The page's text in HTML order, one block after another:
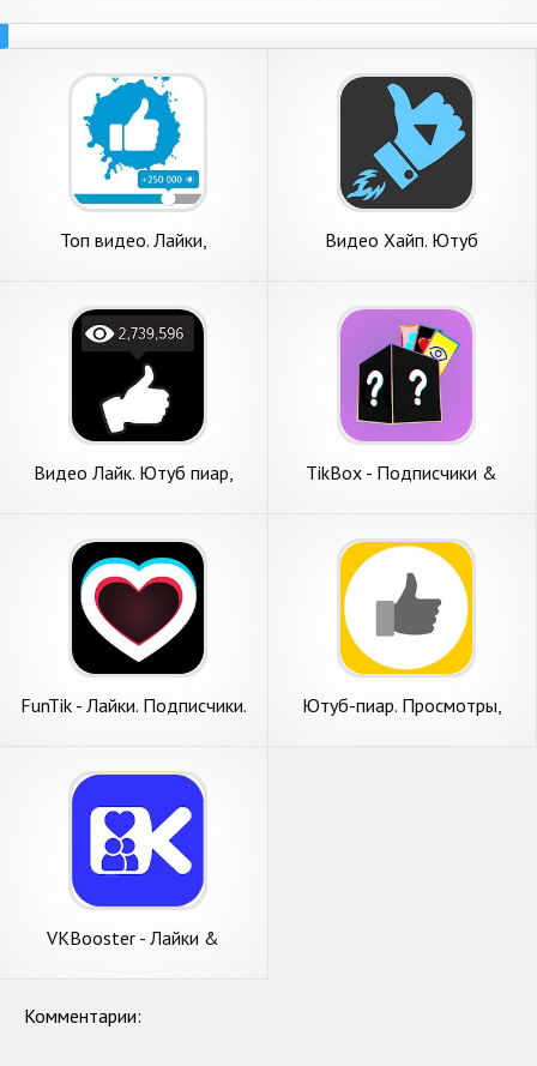
Топ видео. Лайки,
Видео Хайп. Ютуб
Видео Лайк. Ютуб пиар,
TikBox - Подписчики &
FunTik - Лайки. Подписчики.
Ютуб-пиар. Просмотры,
VKBooster - Лайки &
Комментарии: